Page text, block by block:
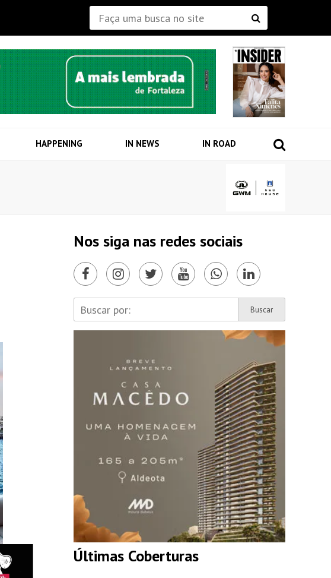
HAPPENING IN NEWS IN ROAD
Nos siga nas redes sociais
Últimas Coberturas